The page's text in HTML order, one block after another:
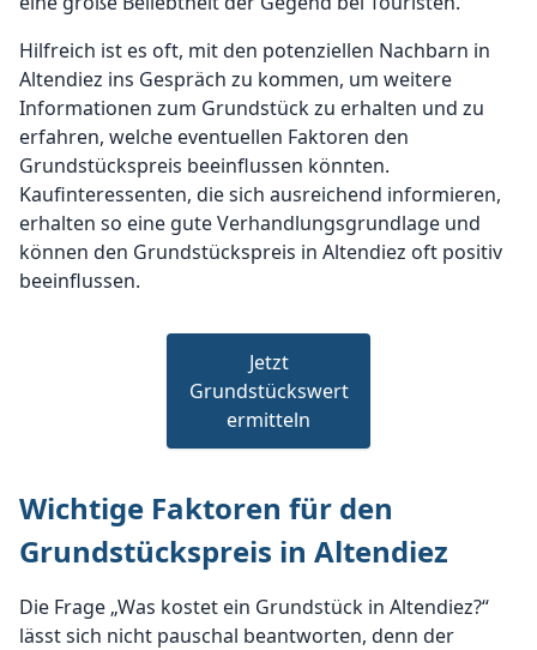
Hilfreich ist es oft, mit den potenziellen Nachbarn in
Altendiez ins Gespräch zu kommen, um weitere
Informationen zum Grundstück zu erhalten und zu
erfahren, welche eventuellen Faktoren den
Grundstückspreis beeinflussen könnten.
Kaufinteressenten, die sich ausreichend informieren,
erhalten so eine gute Verhandlungsgrundlage und
können den Grundstückspreis in Altendiez oft positiv
beeinflussen.
Jetzt
Grundstückswert
ermitteln
Wichtige Faktoren für den
Grundstückspreis in Altendiez
Die Frage „Was kostet ein Grundstück in Altendiez?“
lässt sich nicht pauschal beantworten, denn der